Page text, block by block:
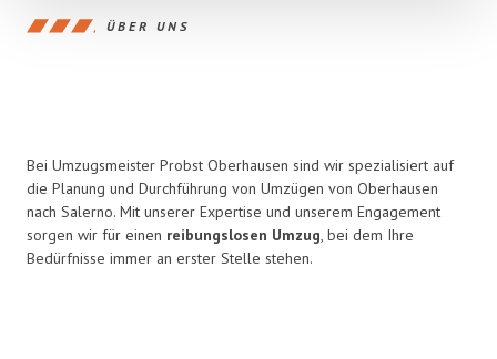
ÜBER UNS
Bei Umzugsmeister Probst Oberhausen sind wir spezialisiert auf
die Planung und Durchführung von Umzügen von Oberhausen
nach Salerno. Mit unserer Expertise und unserem Engagement
sorgen wir für einen reibungslosen Umzug, bei dem Ihre
Bedürfnisse immer an erster Stelle stehen.